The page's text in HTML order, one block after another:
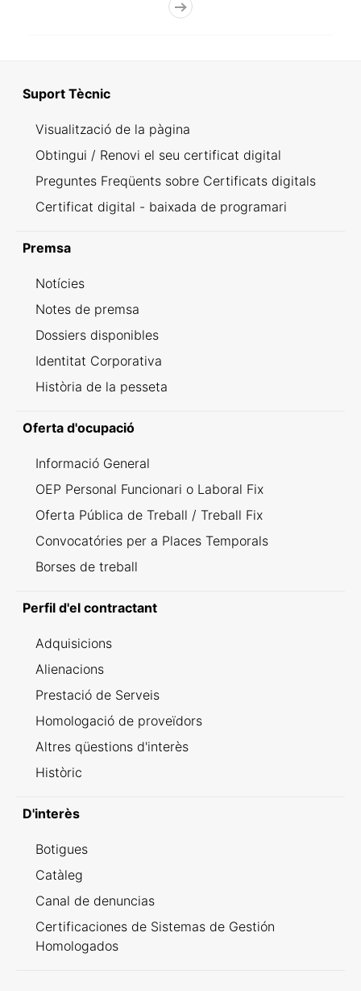
Suport Tècnic
Visualització de la pàgina
Obtingui / Renovi el seu certificat digital
Preguntes Freqüents sobre Certificats digitals
Certificat digital - baixada de programari
Premsa
Notícies
Notes de premsa
Dossiers disponibles
Identitat Corporativa
Història de la pesseta
Oferta d'ocupació
Informació General
OEP Personal Funcionari o Laboral Fix
Oferta Pública de Treball / Treball Fix
Convocatóries per a Places Temporals
Borses de treball
Perfil d'el contractant
Adquisicions
Alienacions
Prestació de Serveis
Homologació de proveïdors
Altres qüestions d'interès
Històric
D'interès
Botigues
Catàleg
Canal de denuncias
Certificaciones de Sistemas de Gestión
Homologados